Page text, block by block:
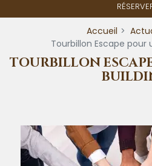
Accueil
Tourbillon Escape
TOURBILLON